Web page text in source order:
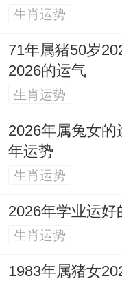
次开火，最佳
食,标记团团圆
满？
添置新枕
标记
更换新的枕头，
睡眠跟健康运,带
新家的风水布局
重要?!大门 是纳
畅通无阻，门口
寓意招财迎福！
生肖运势
71年属猪50岁
2026的运气
生肖运势
2026年属兔女
年运势
生肖运势
2026年学业运好
生肖运势
1983年属猪女